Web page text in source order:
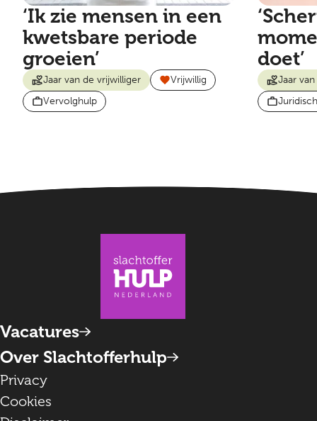
‘Ik zie mensen in een
kwetsbare periode
groeien’
Jaar van de vrijwilliger
Vrijwillig
Vervolghulp
doet’
Jaar
Vacatures
Over Slachtofferhulp
Privacy
Cookies